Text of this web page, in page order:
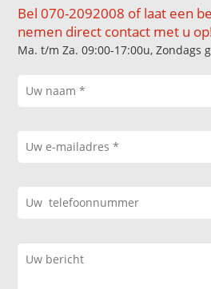
Bel 070-2092008 of laat een
nemen direct contact met u
Ma. t/m Za. 09:00-17:00u, Zondags